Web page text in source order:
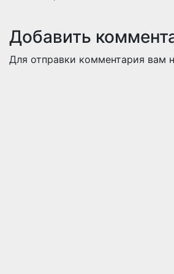
Добавить
Для отправки комментария вам